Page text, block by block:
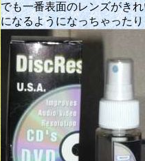
でも一番表面のレンズがき
になるようになっちゃった